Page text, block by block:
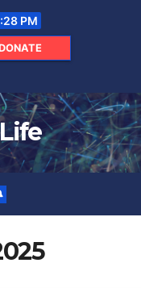
PM